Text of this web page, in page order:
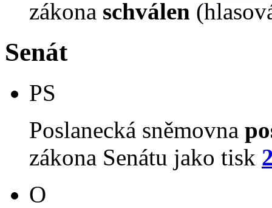
zákona schválen
Senát
PS
Poslanecká sněmovna
zákona Senátu jako tisk
O